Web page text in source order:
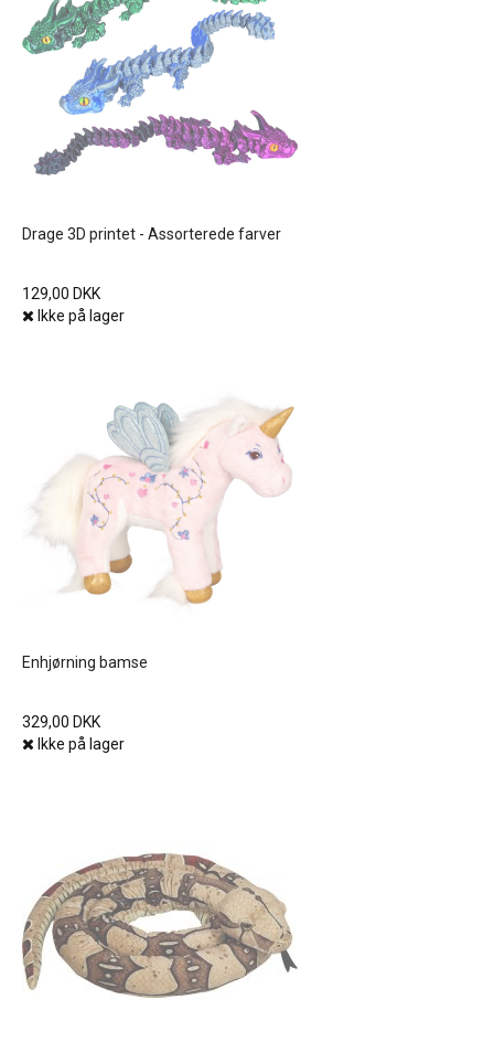
Drage 3D printet - Assorterede farver
129,00 DKK
Ikke på lager
Enhjørning bamse
329,00 DKK
Ikke på lager